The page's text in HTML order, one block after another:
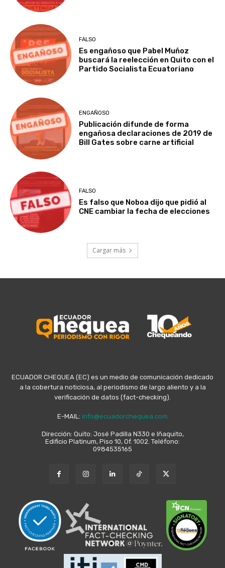
FALSO
Es engañoso que Pabel Muñoz
buscará la reelección en Quito con el
Partido Socialista Ecuatoriano
ENGAÑOSO
Publicación difunde de forma
engañosa declaraciones de 2019 de
Bill Gates sobre carne artificial
FALSO
Es falso que Noboa dijo que pidió al
CNE cambiar la fecha de elecciones
Cargar más
ECUADOR CHEQUEA (EC) es un medio de comunicación dedicado
a la cobertura noticiosa, al periodismo de largo aliento y a la
verificación de datos (fact-checking).
E-MAIL: info@ecuadorchequea.com
Dirección: Quito: José Padilla N330 e Iñaquito,
Edificio Platinum, Piso 10, Of. 1002. Teléfono:
0984535165